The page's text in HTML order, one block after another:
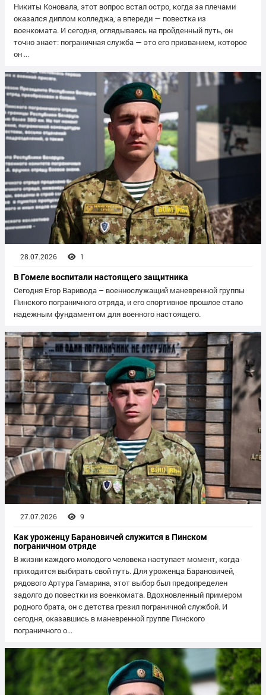
Никиты Коновала, этот вопрос встал остро, когда за плечами
оказался диплом колледжа, а впереди — повестка из
военкомата. И сегодня, оглядываясь на пройденный путь, он
точно знает: пограничная служба — это его призванием, которое
он ...
28.07.2026 1
В Гомеле воспитали настоящего защитника
Сегодня Егор Варивода – военнослужащий маневренной группы
Пинского пограничного отряда, и его спортивное прошлое стало
надежным фундаментом для военного настоящего.
27.07.2026 9
Как уроженцу Барановичей служится в Пинском
пограничном отряде
В жизни каждого молодого человека наступает момент, когда
приходится выбирать свой путь. Для уроженца Барановичей,
рядового Артура Гамарина, этот выбор был предопределен
задолго до повестки из военкомата. Вдохновленный примером
родного брата, он с детства грезил пограничной службой. И
сегодня, оказавшись в маневренной группе Пинского
пограничного о...